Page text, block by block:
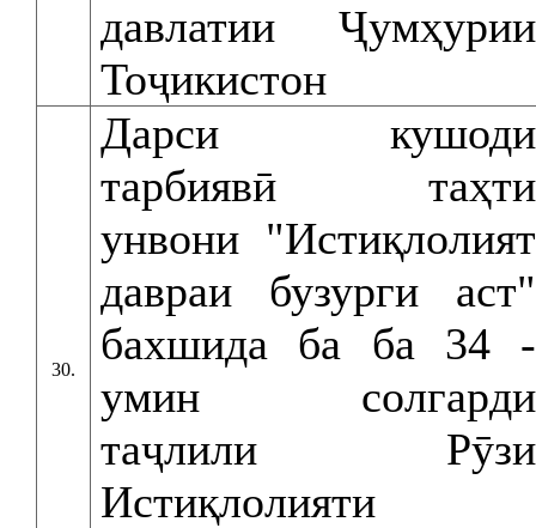
давлатии Ҷумҳурии
Тоҷикистон
30.
Дарси кушоди
тарбиявӣ таҳти
унвони "Истиқлолият
давраи бузурги аст"
бахшида ба ба 34 -
умин солгарди
таҷлили Рӯзи
Истиқлолияти